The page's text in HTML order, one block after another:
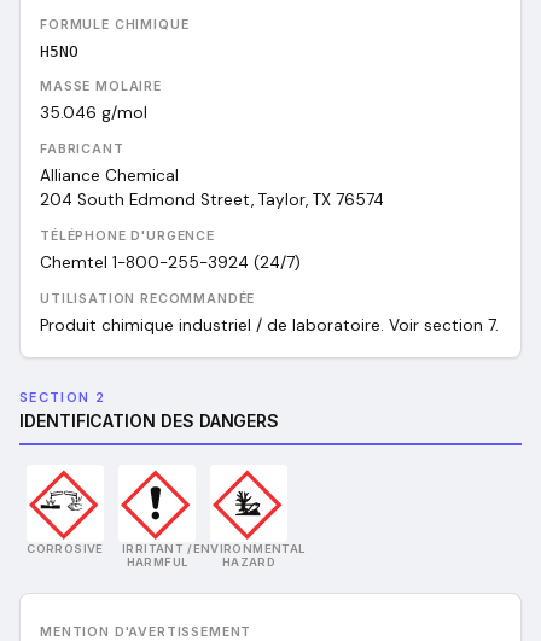
FORMULE CHIMIQUE
H5NO
MASSE MOLAIRE
35.046 g/mol
FABRICANT
Alliance Chemical
204 South Edmond Street, Taylor, TX 76574
TÉLÉPHONE D'URGENCE
Chemtel 1-800-255-3924 (24/7)
UTILISATION RECOMMANDÉE
Produit chimique industriel / de laboratoire. Voir section 7.
SECTION 2
IDENTIFICATION DES DANGERS
CORROSIVE
IRRITANT /
HARMFUL
ENVIRONMENTAL
HAZARD
MENTION D'AVERTISSEMENT